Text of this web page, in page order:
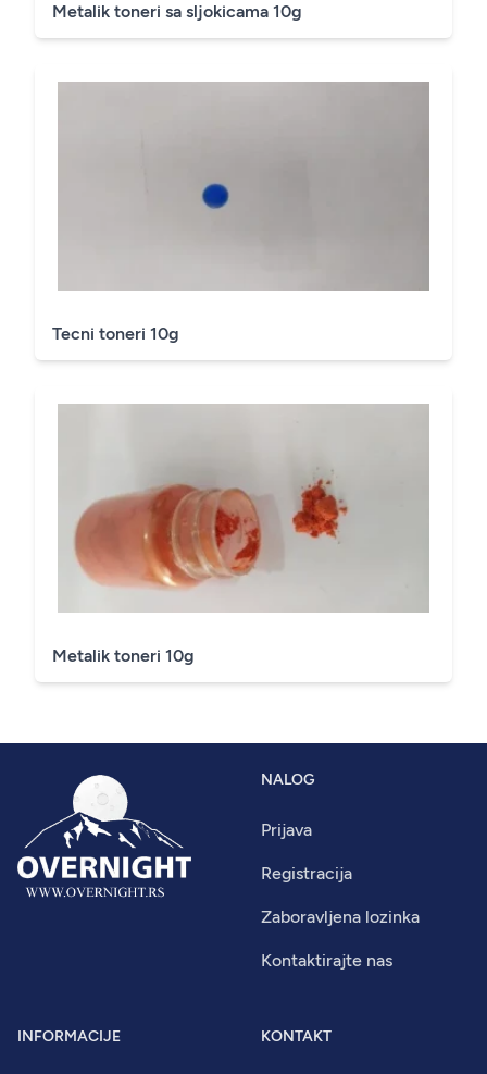
Metalik toneri sa sljokicama 10g
Tecni toneri 10g
Metalik toneri 10g
NALOG
Prijava
Registracija
Zaboravljena lozinka
Kontaktirajte nas
INFORMACIJE KONTAKT